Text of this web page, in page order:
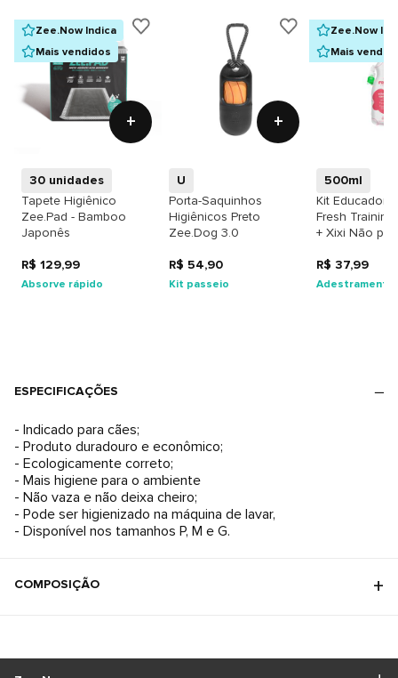
Zee.Now Indica
Mais vendidos
+
30 unidades
Tapete Higiênico
Zee.Pad - Bamboo
Japonês
R$ 129,99
Absorve rápido
+
U
Porta-Saquinhos
Higiênicos Preto
Zee.Dog 3.0
R$ 54,90
Kit passeio
Zee.Now
Mais
500ml
Kit Educador
Fresh Training
+ Xixi Não
R$ 37,99
Adestramento
ESPECIFICAÇÕES
- Indicado para cães;
- Produto duradouro e econômico;
- Ecologicamente correto;
- Mais higiene para o ambiente
- Não vaza e não deixa cheiro;
- Pode ser higienizado na máquina de lavar,
- Disponível nos tamanhos P, M e G.
COMPOSIÇÃO